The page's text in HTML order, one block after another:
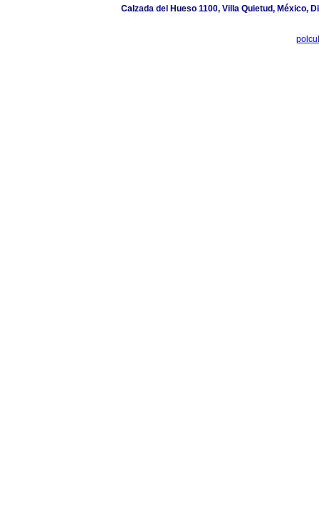
Calzada del Hueso 1100, Villa Quietud, México,